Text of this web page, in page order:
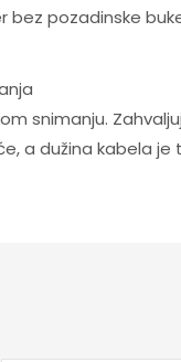
pozadinske
snimanju.
a dužina kabela